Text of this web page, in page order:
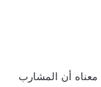
معناه أن المشارب